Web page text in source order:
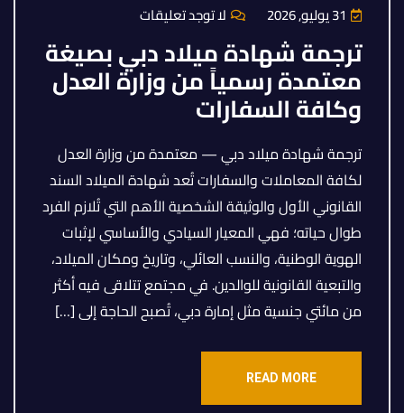
لا توجد تعليقات
ترجمة شهادة ميلاد دبي بصيغة
معتمدة رسمياً من وزارة العدل
وكافة السفارات
ترجمة شهادة ميلاد دبي — معتمدة من وزارة العدل
لكافة المعاملات والسفارات تُعد شهادة الميلاد السند
القانوني الأول والوثيقة الشخصية الأهم التي تُلازم الفرد
طوال حياته؛ فهي المعيار السيادي والأساسي لإثبات
الهوية الوطنية، والنسب العائلي، وتاريخ ومكان الميلاد،
والتبعية القانونية للوالدين. في مجتمع تتلاقى فيه أكثر
من مائتي جنسية مثل إمارة دبي، تُصبح الحاجة إلى […]
READ MORE